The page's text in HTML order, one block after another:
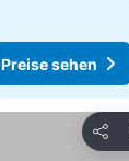
Preise sehen